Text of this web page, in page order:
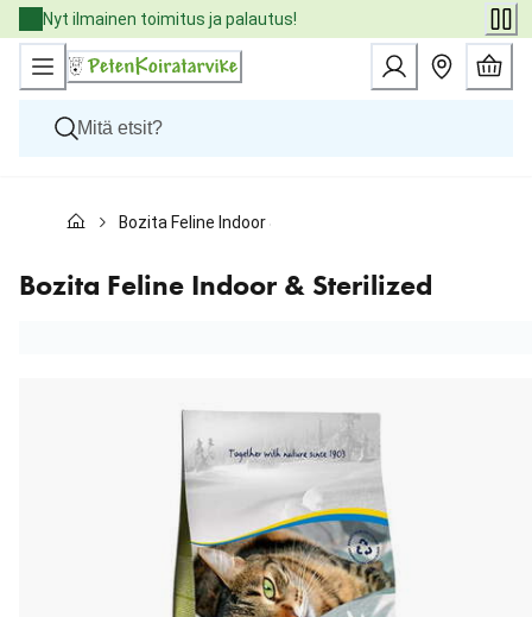
Skip
to
Content
Nyt ilmainen toimitus ja palautus!
Kissat
Eläinlääkäriruoat
Tuotemerkit
Bozita Feline Indoor & Sterilized
Bozita Feline Indoor & Sterilized